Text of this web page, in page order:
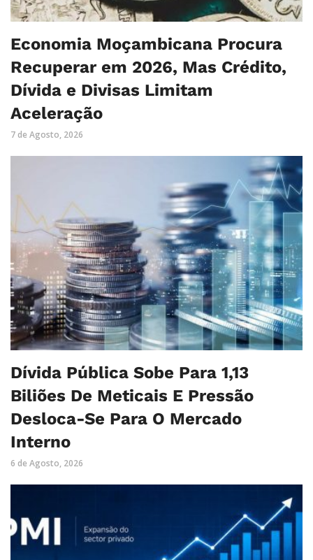
Economia Moçambicana Procura
Recuperar em 2026, Mas Crédito,
Dívida e Divisas Limitam
Aceleração
7 de Agosto, 2026
Dívida Pública Sobe Para 1,13
Biliões De Meticais E Pressão
Desloca-Se Para O Mercado
Interno
6 de Agosto, 2026